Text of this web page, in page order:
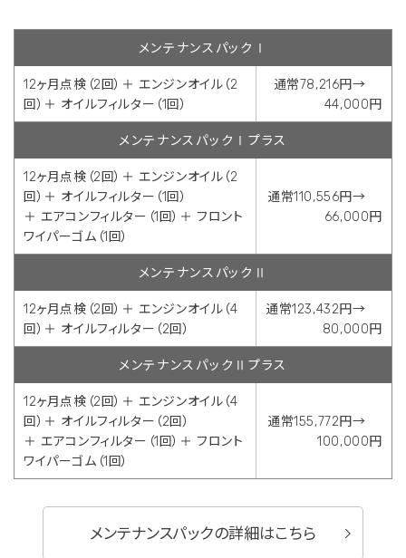
メンテナンスパックⅠ
12ヶ月点検（2回）＋ エンジンオイル（2
回）＋ オイルフィルター（1回）
通常78,216円→
44,000円
メンテナンスパックⅠプラス
12ヶ月点検（2回）＋ エンジンオイル（2
回）＋ オイルフィルター（1回）
＋ エアコンフィルター（1回）＋ フロント
ワイパーゴム（1回）
通常110,556円→
66,000円
メンテナンスパックⅡ
12ヶ月点検（2回）＋ エンジンオイル（4
回）＋ オイルフィルター（2回）
通常123,432円→
80,000円
メンテナンスパックⅡプラス
12ヶ月点検（2回）＋ エンジンオイル（4
回）＋ オイルフィルター（2回）
＋ エアコンフィルター（1回）＋ フロント
ワイパーゴム（1回）
通常155,772円→
100,000円
メンテナンスパックの詳細はこちら